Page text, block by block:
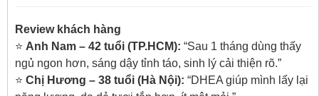
Review khách hàng
⭐ Anh Nam – 42 tuổi (TP.HCM): “Sau 1 tháng dùng thấy
ngủ ngon hơn, sáng dậy tỉnh táo, sinh lý cải thiện rõ.”
⭐ Chị Hương – 38 tuổi (Hà Nội): “DHEA giúp mình lấy lại